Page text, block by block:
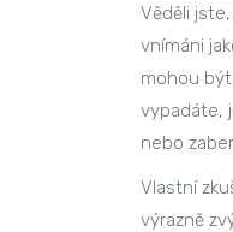
Věděli
vnímáni
mohou
vypadáte,
nebo
Vlastní
výrazně